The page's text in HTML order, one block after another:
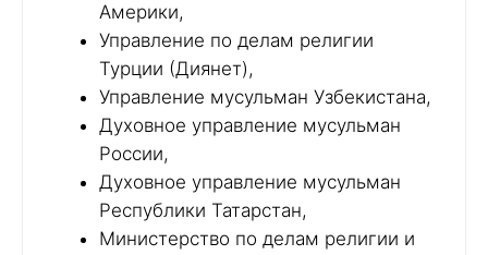
Америки,
Управление по делам религии
Турции (Диянет),
Управление мусульман Узбекистана,
Духовное управление мусульман
России,
Духовное управление мусульман
Республики Татарстан,
Министерство по делам религии и